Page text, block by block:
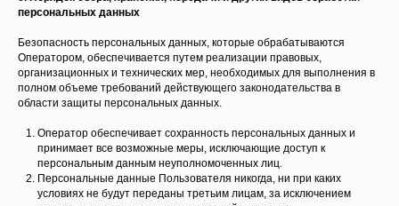
персональных данных
Безопасность персональных данных, которые обрабатываются
Оператором, обеспечивается путем реализации правовых,
организационных и технических мер, необходимых для выполнения в
полном объеме требований действующего законодательства в
области защиты персональных данных.
Оператор обеспечивает сохранность персональных данных и
принимает все возможные меры, исключающие доступ к
персональным данным неуполномоченных лиц.
Персональные данные Пользователя никогда, ни при каких
условиях не будут переданы третьим лицам, за исключением